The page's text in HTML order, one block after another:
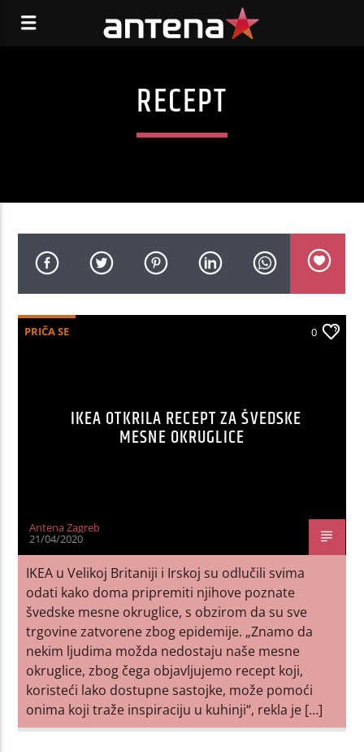
RECEPT
PRIČA SE 0
IKEA OTKRILA RECEPT ZA ŠVEDSKE
MESNE OKRUGLICE
Antena Zagreb
21/04/2020
IKEA u Velikoj Britaniji i Irskoj su odlučili svima
odati kako doma pripremiti njihove poznate
švedske mesne okruglice, s obzirom da su sve
trgovine zatvorene zbog epidemije. „Znamo da
nekim ljudima možda nedostaju naše mesne
okruglice, zbog čega objavljujemo recept koji,
koristeći lako dostupne sastojke, može pomoći
onima koji traže inspiraciju u kuhinji“, rekla je […]